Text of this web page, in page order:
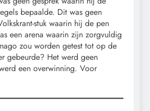
bepaalde. Dit was geen
stuk waarin hij de pen
een arena waarin zijn zorgvuldig
zou worden getest tot op de
gebeurde? Het werd geen
een overwinning. Voor